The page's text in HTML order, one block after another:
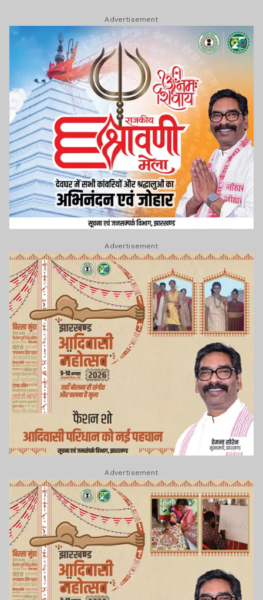
Advertisement
Advertisement
Advertisement